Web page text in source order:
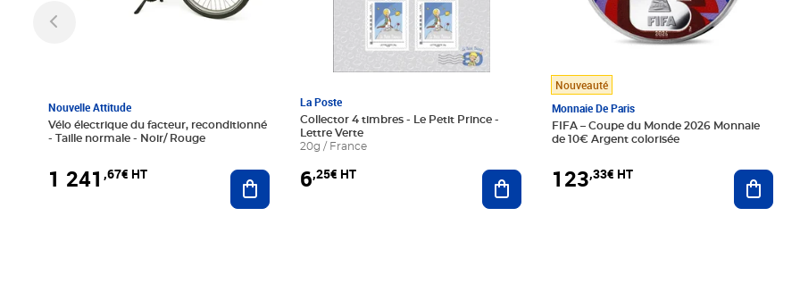
Nouvelle Attitude
Vélo électrique du facteur, reconditionné
- Taille normale - Noir/ Rouge
1 241 ,67€ HT Ajouter au panier
La Poste
Collector 4 timbres - Le Petit Prince -
Lettre Verte
20g / France
6,25€ HT Ajouter au panier
Nouveauté
Monnaie De Paris
FIFA – Coupe du Monde 2026 Monnaie
de 10€ Argent colorisée
123,33€ HT